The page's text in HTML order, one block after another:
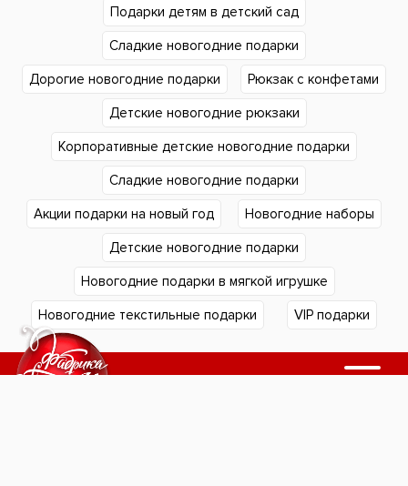
Подарки детям в детский сад
Сладкие новогодние подарки
Дорогие новогодние подарки Рюкзак с конфетами
Детские новогодние рюкзаки
Корпоративные детские новогодние подарки
Сладкие новогодние подарки
Акции подарки на новый год Новогодние наборы
Детские новогодние подарки
Новогодние подарки в мягкой игрушке
Новогодние текстильные подарки VIP подарки